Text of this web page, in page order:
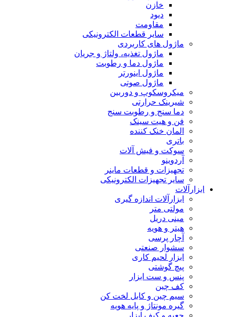
خازن
دیود
مقاومت
سایر قطعات الکترونیکی
ماژول های کاربردی
ماژول تغذیه، ولتاژ و جریان
ماژول دما و رطوبت
ماژول اینورتر
ماژول صوتی
میکروسکوپ و دوربین
شیرینک حرارتی
دما سنج و رطوبت سنج
فن و هیت سینک
المان خنک کننده
باتری
سوکت و فیش آلات
آردوینو
تجهیزات و قطعات ماینر
سایر تجهیزات الکترونیکی
ابزارآلات
ابزارآلات اندازه گیری
مولتی متر
مینی دریل
هیتر و هویه
آچار پرسی
سشوار صنعتی
ابزار لحیم کاری
پیچ گوشتی
پنس و ست ابزار
کف چین
سیم چین و کابل لخت کن
گیره مونتاژ و پایه هویه
جعبه و کیف ابزار